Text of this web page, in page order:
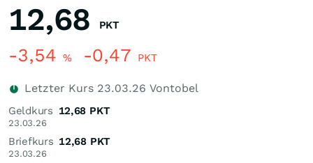
12,68 PKT
-3,54 % -0,47 PKT
Letzter Kurs 23.03.26 Vontobel
Geldkurs
23.03.26
12,68 PKT
Briefkurs
23.03.26
12,68 PKT